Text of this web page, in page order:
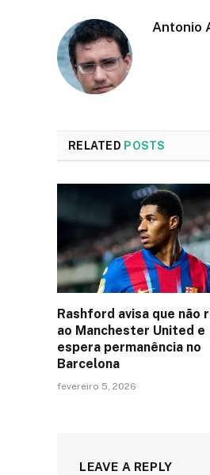
Antonio
RELATED POSTS
Rashford avisa que não
ao Manchester United e
espera permanência no
Barcelona
fevereiro 5, 2026
LEAVE A REPLY